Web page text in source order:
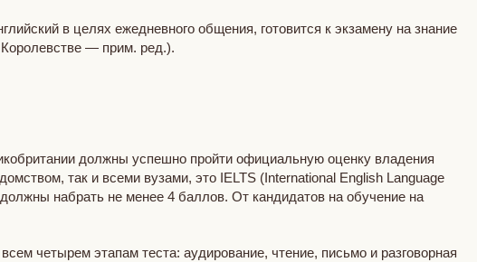
в целях ежедневного общения, готовится к экзамену на знание
— прим. ред.).
должны успешно пройти официальную оценку владения
так и всеми вузами, это IELTS (International English Language
набрать не менее 4 баллов. От кандидатов на обучение на
четырем этапам теста: аудирование, чтение, письмо и разговорная